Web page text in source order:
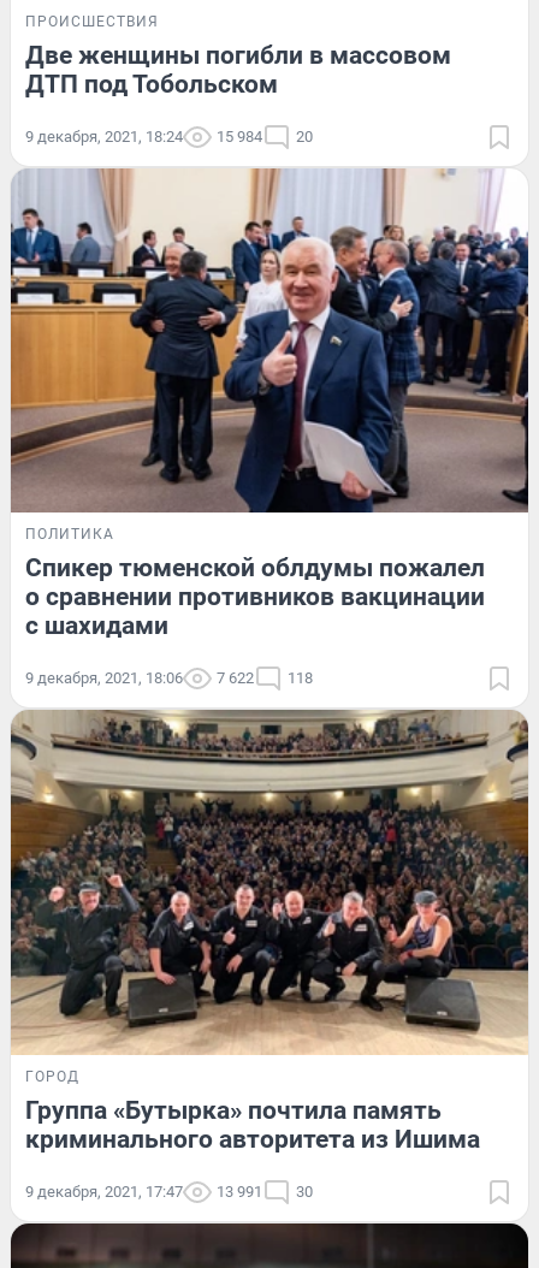
ПРОИСШЕСТВИЯ
Две женщины погибли в массовом
ДТП под Тобольском
9 декабря, 2021, 18:24 15 984 20
ПОЛИТИКА
Спикер тюменской облдумы пожалел
о сравнении противников вакцинации
с шахидами
9 декабря, 2021, 18:06 7 622 118
ГОРОД
Группа «Бутырка» почтила память
криминального авторитета из Ишима
9 декабря, 2021, 17:47 13 991 30